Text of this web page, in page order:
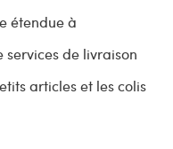
étendue à
services de livraison
articles et les colis